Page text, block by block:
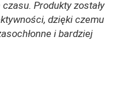
Produkty zostały
dzięki czemu
i bardziej